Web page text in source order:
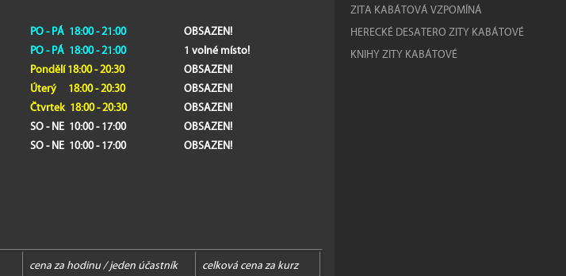
PO - PÁ 18:00 - 21:00
PO - PÁ 18:00 - 21:00
Pondělí 18:00 - 20:30
Úterý 18:00 - 20:30
Čtvrtek 18:00 - 20:30
SO - NE 10:00 - 17:00
SO - NE 10:00 - 17:00
OBSAZEN!
1 volné místo!
OBSAZEN!
OBSAZEN!
OBSAZEN!
OBSAZEN!
OBSAZEN!
cena za hodinu / jeden účastník celková cena za kurz
ZITA KABÁTOVÁ VZPOMÍNÁ
HERECKÉ DESATERO ZITY KABÁTOVÉ
KNIHY ZITY KABÁTOVÉ